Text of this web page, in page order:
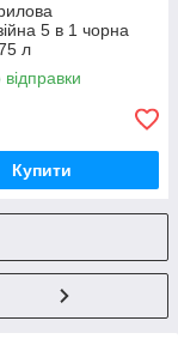
5 в 1 чорна
л
Купити